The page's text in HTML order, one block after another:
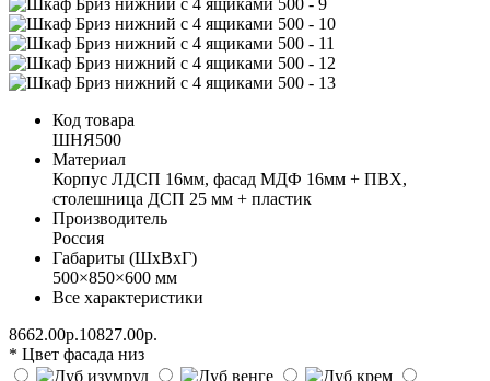
Код товара
ШНЯ500
Материал
Корпус ЛДСП 16мм, фасад МДФ 16мм + ПВХ,
столешница ДСП 25 мм + пластик
Производитель
Россия
Габариты (ШхВхГ)
500×850×600 мм
Все характеристики
8662.00р.10827.00р.
* Цвет фасада низ